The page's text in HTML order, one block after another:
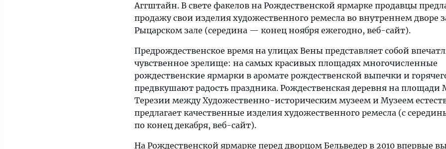
Аггштайн. В свете факелов на Рождественской ярмарке продавцы
продажу свои изделия художественного ремесла во внутреннем дворе
Рыцарском зале (середина — конец ноября ежегодно, веб-сайт).
Предрождественское время на улицах Вены представляет собой
чувственное зрелище: на самых красивых площадях многочисленные
рождественские ярмарки в аромате рождественской выпечки и
предвкушают радость праздника. Рождественская деревня на площади
Терезии между Художественно-историческим музеем и Музеем
предлагает качественные изделия художественного ремесла (с
по конец декабря, веб-сайт).
На Рождественской ярмарке перед дворцом Бельведер в 2010 впервые